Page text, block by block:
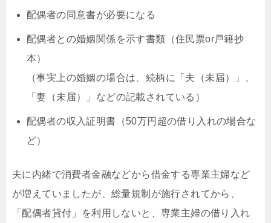
配偶者の同意書が必要になる
配偶者との婚姻関係を示す書類（住民票or戸籍抄
本）
（事実上の婚姻の場合は、続柄に「夫（未届）」、
「妻（未届）」などの記載されている）
配偶者の収入証明書（50万円超の借り入れの場合な
ど）
夫に内緒で消費者金融などから借金する専業主婦など
が増えていましたが、総量規制が施行されてから、
「配偶者貸付」を利用しないと、専業主婦の借り入れ